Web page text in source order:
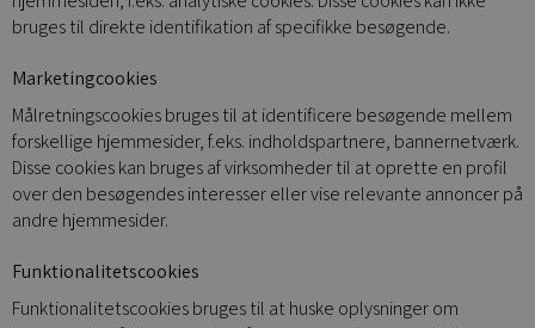
bruges til direkte identifikation af specifikke besøgende.
Marketingcookies
Målretningscookies bruges til at identificere besøgende mellem
forskellige hjemmesider, f.eks. indholdspartnere, bannernetværk.
Disse cookies kan bruges af virksomheder til at oprette en profil
over den besøgendes interesser eller vise relevante annoncer på
andre hjemmesider.
Funktionalitetscookies
Funktionalitetscookies bruges til at huske oplysninger om